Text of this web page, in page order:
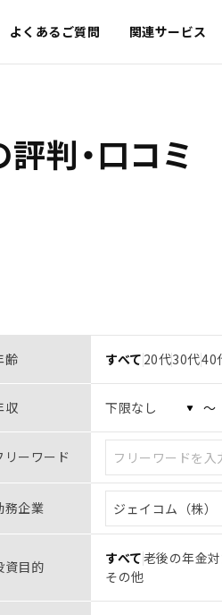
よくあるご質問 関連サービス
評判・口コミ
齢 すべて 20代30代40
収 〜
リーワード
務企業
資目的 すべて老後の年金
その他